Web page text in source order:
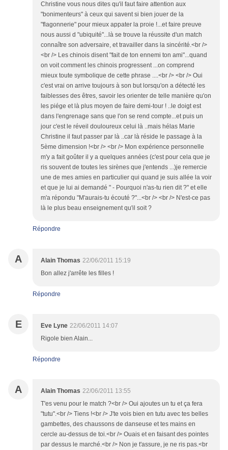
Christine vous nous dites qu'il faut faire attention aux
"bonimenteurs" à ceux qui savent si bien jouer de la
"flagonnerie" pour mieux appater la proie !...et faire preuve
nous aussi d "ubiquité"...là se trouve la réussite d'un match
connaître son adversaire, et travailler dans la sincérité.<br />
<br /> Les chinois disent "fait de ton ennemi ton ami"...quand
on voit comment les chinois progressent ...on comprend
mieux toute symbolique de cette phrase ....<br /> <br /> Oui
c'est vrai on arrive toujours à son but lorsqu'on a détecté les
faiblesses des êtres, savoir les orienter de telle manière qu'on
les piége et là plus moyen de faire demi-tour ! ..le doigt est
dans l'engrenage sans que l'on se rend compte...et puis un
jour c'est le réveil douloureux celui là ..mais hélas Marie
Christine il faut passer par là ..car là réside le passage à la
5ème dimension !<br /> <br /> Mon expérience personnelle
m'y a fait goûter il y a quelques années (c'est pour cela que je
ris souvent de toutes les sirènes que j'entends ...)je remercie
une de mes amies en particulier qui quand je suis allée la voir
et que je lui ai demandé " - Pourquoi n'as-tu rien dit ?" et elle
m'a répondu "M'aurais-tu écouté ?"...<br /> <br /> N'est-ce pas
là le plus beau enseignement qu'il soit ?
Répondre
A Alain Thomas 22/06/2011 15:19
Bon allez j'arrête les filles !
Répondre
E Eve Lyne 22/06/2011 14:07
Rigole bien Alain...
Répondre
A Alain Thomas 22/06/2011 13:55
T'es venu pour le match ?<br /> Oui ajoutes un tu et ça fera
"tutu".<br /> Tiens !<br /> J'te vois bien en tutu avec tes belles
gambettes, des chaussons de danseuse et tes mains en
cercle au-dessus de toi.<br /> Ouais et en faisant des pointes
par dessus le marché.<br /> Non je t'assure, je ne ris pas.<br